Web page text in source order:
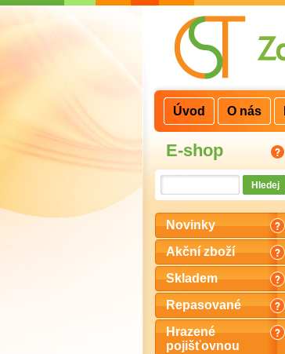
E-shop
Novinky
Akční zboží
Skladem
Repasované
Hrazené
pojišťovnou
Úvod O nás